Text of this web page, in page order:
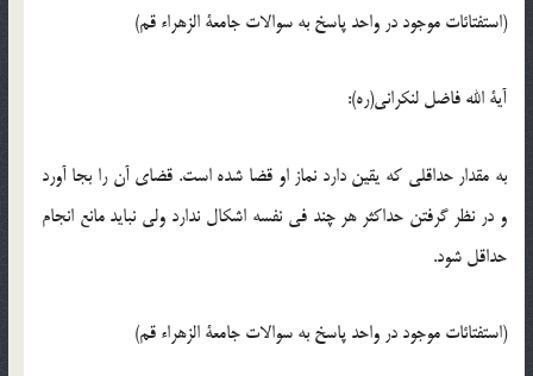
(استفتائات موجود در واحد پاسخ به سوالات جامعة الزهراء قم)
آیة الله فاضل لنکرانی(ره):
به مقدار حداقلی که یقین دارد نماز او قضا شده است. قضای آن را بجا آورد
و در نظر گرفتن حداکثر هر چند فی نفسه اشکال ندارد ولی نباید مانع انجام
حداقل شود.
(استفتائات موجود در واحد پاسخ به سوالات جامعة الزهراء قم)